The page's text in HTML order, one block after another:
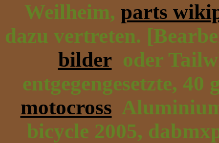
Weilheim, parts
dazu vertreten.
bilder oder
entgegengesetzte, 40
motocross
bicycle 2005,